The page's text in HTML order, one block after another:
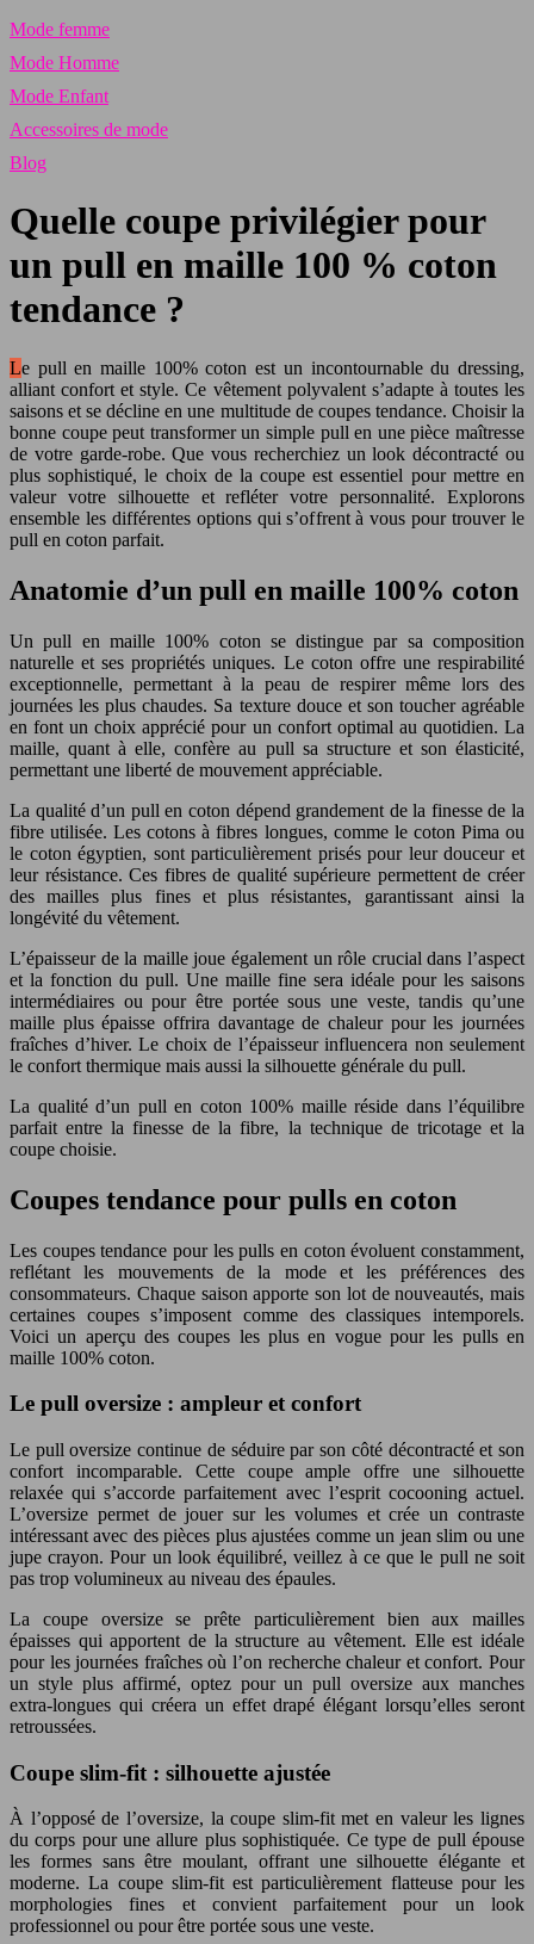
Mode femme
Mode Homme
Mode Enfant
Accessoires de mode
Blog
Quelle coupe privilégier pour
un pull en maille 100 % coton
tendance ?
Le pull en maille 100% coton est un incontournable du dressing,
alliant confort et style. Ce vêtement polyvalent s’adapte à toutes les
saisons et se décline en une multitude de coupes tendance. Choisir la
bonne coupe peut transformer un simple pull en une pièce maîtresse
de votre garde-robe. Que vous recherchiez un look décontracté ou
plus sophistiqué, le choix de la coupe est essentiel pour mettre en
valeur votre silhouette et refléter votre personnalité. Explorons
ensemble les différentes options qui s’offrent à vous pour trouver le
pull en coton parfait.
Anatomie d’un pull en maille 100% coton
Un pull en maille 100% coton se distingue par sa composition
naturelle et ses propriétés uniques. Le coton offre une respirabilité
exceptionnelle, permettant à la peau de respirer même lors des
journées les plus chaudes. Sa texture douce et son toucher agréable
en font un choix apprécié pour un confort optimal au quotidien. La
maille, quant à elle, confère au pull sa structure et son élasticité,
permettant une liberté de mouvement appréciable.
La qualité d’un pull en coton dépend grandement de la finesse de la
fibre utilisée. Les cotons à fibres longues, comme le coton Pima ou
le coton égyptien, sont particulièrement prisés pour leur douceur et
leur résistance. Ces fibres de qualité supérieure permettent de créer
des mailles plus fines et plus résistantes, garantissant ainsi la
longévité du vêtement.
L’épaisseur de la maille joue également un rôle crucial dans l’aspect
et la fonction du pull. Une maille fine sera idéale pour les saisons
intermédiaires ou pour être portée sous une veste, tandis qu’une
maille plus épaisse offrira davantage de chaleur pour les journées
fraîches d’hiver. Le choix de l’épaisseur influencera non seulement
le confort thermique mais aussi la silhouette générale du pull.
La qualité d’un pull en coton 100% maille réside dans l’équilibre
parfait entre la finesse de la fibre, la technique de tricotage et la
coupe choisie.
Coupes tendance pour pulls en coton
Les coupes tendance pour les pulls en coton évoluent constamment,
reflétant les mouvements de la mode et les préférences des
consommateurs. Chaque saison apporte son lot de nouveautés, mais
certaines coupes s’imposent comme des classiques intemporels.
Voici un aperçu des coupes les plus en vogue pour les pulls en
maille 100% coton.
Le pull oversize : ampleur et confort
Le pull oversize continue de séduire par son côté décontracté et son
confort incomparable. Cette coupe ample offre une silhouette
relaxée qui s’accorde parfaitement avec l’esprit cocooning actuel.
L’oversize permet de jouer sur les volumes et crée un contraste
intéressant avec des pièces plus ajustées comme un jean slim ou une
jupe crayon. Pour un look équilibré, veillez à ce que le pull ne soit
pas trop volumineux au niveau des épaules.
La coupe oversize se prête particulièrement bien aux mailles
épaisses qui apportent de la structure au vêtement. Elle est idéale
pour les journées fraîches où l’on recherche chaleur et confort. Pour
un style plus affirmé, optez pour un pull oversize aux manches
extra-longues qui créera un effet drapé élégant lorsqu’elles seront
retroussées.
Coupe slim-fit : silhouette ajustée
À l’opposé de l’oversize, la coupe slim-fit met en valeur les lignes
du corps pour une allure plus sophistiquée. Ce type de pull épouse
les formes sans être moulant, offrant une silhouette élégante et
moderne. La coupe slim-fit est particulièrement flatteuse pour les
morphologies fines et convient parfaitement pour un look
professionnel ou pour être portée sous une veste.